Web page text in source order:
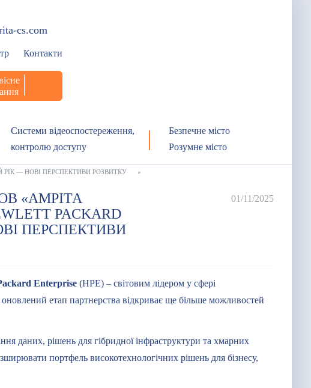
cs.com
Контакти
Системи відеоспостереження,
контролю доступу
Безпечне місто
Розумне місто
РІК — НОВІ ПЕРСПЕКТИВИ РОЗВИТКУ »
«АМРІТА
PACKARD
ПЕРСПЕКТИВИ
01/11/2025
Enterprise (HPE) – світовим лідером у сфері
етап партнерства відкриває ще більше можливостей
даних, рішень для гібридної інфраструктури та хмарних
портфель високотехнологічних рішень для бізнесу,